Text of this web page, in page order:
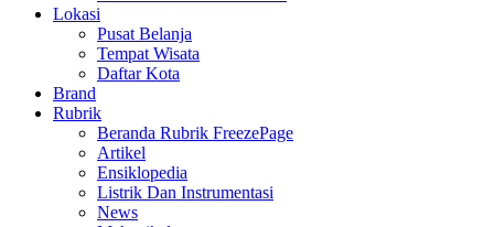
Lokasi
Pusat Belanja
Tempat Wisata
Daftar Kota
Brand
Rubrik
Beranda Rubrik FreezePage
Artikel
Ensiklopedia
Listrik Dan Instrumentasi
News